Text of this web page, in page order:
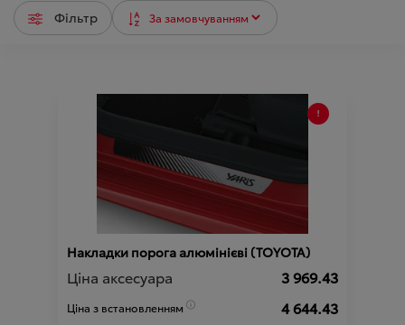
Фільтр
Накладки порога алюмінієві (TOYOTA)
Ціна аксесуара 3 969.43
Ціна з встановленням 4 644.43